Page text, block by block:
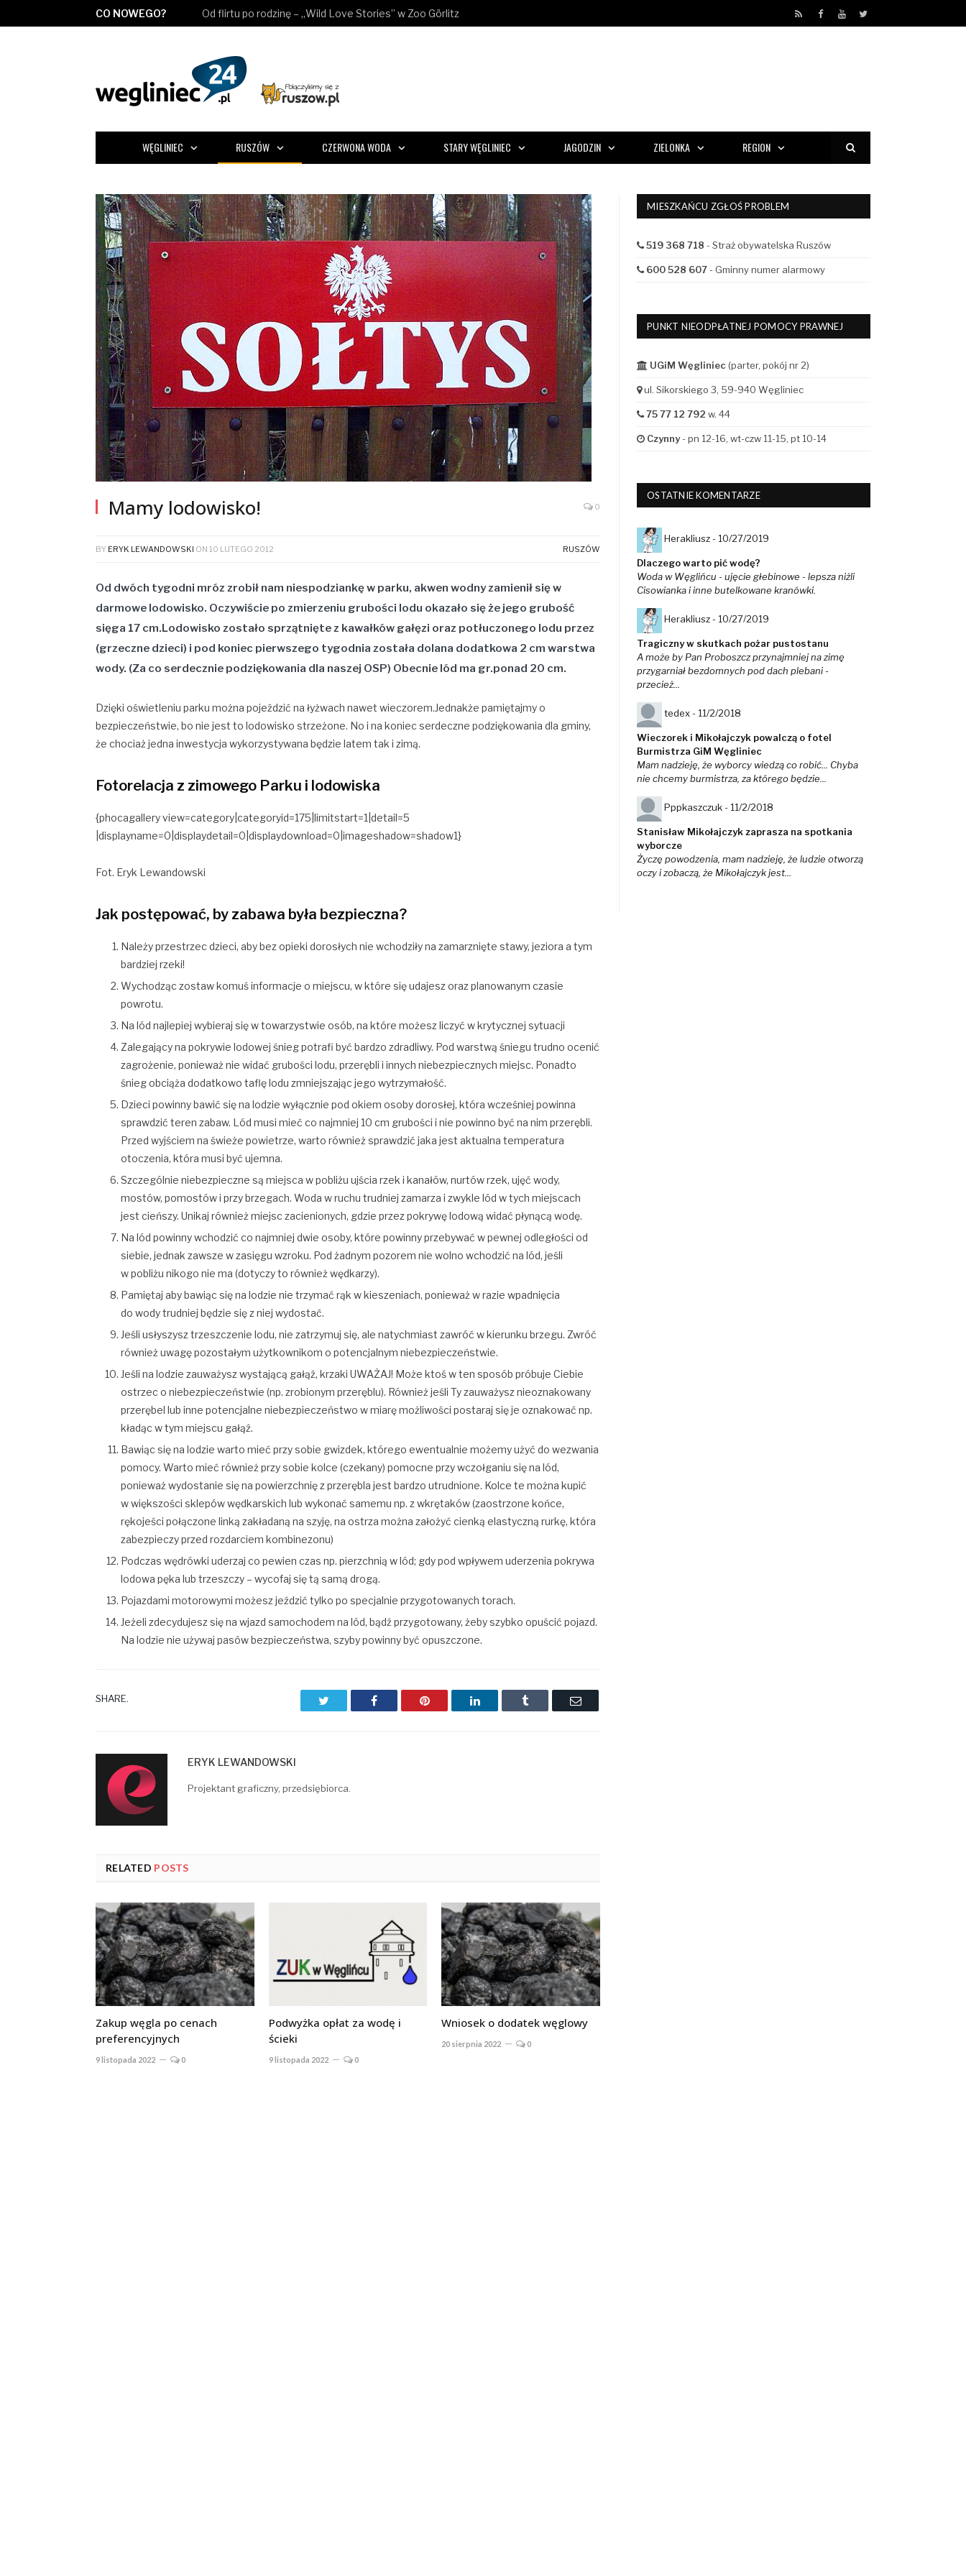
CO NOWEGO? Od flirtu po rodzinę – „Wild Love Stories” w Zoo Görlitz RSS Facebook
YouTube
Twitter
WĘGLINIEC RUSZÓW CZERWONA WODA STARY WĘGLINIEC JAGODZIN ZIELONKA REGION
Mamy lodowisko! 0
BY ERYK LEWANDOWSKI ON 10 LUTEGO 2012 RUSZÓW
Od dwóch tygodni mróz zrobił nam niespodziankę w parku, akwen wodny zamienił się w
darmowe lodowisko. Oczywiście po zmierzeniu grubości lodu okazało sięże jego grubość
sięga 17 cm.Lodowisko zostało sprzątnięte z kawałków gałęzi oraz potłuczonego lodu przez
(grzeczne dzieci) i pod koniec pierwszego tygodnia została dolana dodatkowa 2 cm warstwa
wody. (Za co serdecznie podziękowania dla naszej OSP) Obecnie lód ma gr.ponad 20 cm.
Dzięki oświetleniu parku można pojeździć na łyżwach nawet wieczorem.Jednakże pamiętajmy o
bezpieczeństwie, bo nie jest to lodowisko strzeżone. No i na koniec serdeczne podziękowania dla gminy,
że chociaż jedna inwestycja wykorzystywana będzie latem tak i zimą.
Fotorelacja z zimowego Parku i lodowiska
{phocagallery view=category|categoryid=175|limitstart=1|detail=5
|displayname=0|displaydetail=0|displaydownload=0|imageshadow=shadow1}
Fot. Eryk Lewandowski
Jak postępować, by zabawa była bezpieczna?
Należy przestrzec dzieci, aby bez opieki dorosłych nie wchodziły na zamarznięte stawy, jeziora a tym
bardziej rzeki!
Wychodząc zostaw komuś informacje o miejscu, w które się udajesz oraz planowanym czasie
powrotu.
Na lód najlepiej wybieraj się w towarzystwie osób, na które możesz liczyć w krytycznej sytuacji
Zalegający na pokrywie lodowej śnieg potrafi być bardzo zdradliwy. Pod warstwą śniegu trudno ocenić
zagrożenie, ponieważ nie widać grubości lodu, przerębli i innych niebezpiecznych miejsc. Ponadto
śnieg obciąża dodatkowo taflę lodu zmniejszając jego wytrzymałość.
Dzieci powinny bawić się na lodzie wyłącznie pod okiem osoby dorosłej, która wcześniej powinna
sprawdzić teren zabaw. Lód musi mieć co najmniej 10 cm grubości i nie powinno być na nim przerębli.
Przed wyjściem na świeże powietrze, warto również sprawdzić jaka jest aktualna temperatura
otoczenia, która musi być ujemna.
Szczególnie niebezpieczne są miejsca w pobliżu ujścia rzek i kanałów, nurtów rzek, ujęć wody,
mostów, pomostów i przy brzegach. Woda w ruchu trudniej zamarza i zwykle lód w tych miejscach
jest cieńszy. Unikaj również miejsc zacienionych, gdzie przez pokrywę lodową widać płynącą wodę.
Na lód powinny wchodzić co najmniej dwie osoby, które powinny przebywać w pewnej odległości od
siebie, jednak zawsze w zasięgu wzroku. Pod żadnym pozorem nie wolno wchodzić na lód, jeśli
w pobliżu nikogo nie ma (dotyczy to również wędkarzy).
Pamiętaj aby bawiąc się na lodzie nie trzymać rąk w kieszeniach, ponieważ w razie wpadnięcia
do wody trudniej będzie się z niej wydostać.
Jeśli usłyszysz trzeszczenie lodu, nie zatrzymuj się, ale natychmiast zawróć w kierunku brzegu. Zwróć
również uwagę pozostałym użytkownikom o potencjalnym niebezpieczeństwie.
Jeśli na lodzie zauważysz wystającą gałąź, krzaki UWAŻAJ! Może ktoś w ten sposób próbuje Ciebie
ostrzec o niebezpieczeństwie (np. zrobionym przeręblu). Również jeśli Ty zauważysz nieoznakowany
przerębel lub inne potencjalne niebezpieczeństwo w miarę możliwości postaraj się je oznakować np.
kładąc w tym miejscu gałąź.
Bawiąc się na lodzie warto mieć przy sobie gwizdek, którego ewentualnie możemy użyć do wezwania
pomocy. Warto mieć również przy sobie kolce (czekany) pomocne przy wczołganiu się na lód,
ponieważ wydostanie się na powierzchnię z przerębla jest bardzo utrudnione. Kolce te można kupić
w większości sklepów wędkarskich lub wykonać samemu np. z wkrętaków (zaostrzone końce,
rękojeści połączone linką zakładaną na szyję, na ostrza można założyć cienką elastyczną rurkę, która
zabezpieczy przed rozdarciem kombinezonu)
Podczas wędrówki uderzaj co pewien czas np. pierzchnią w lód; gdy pod wpływem uderzenia pokrywa
lodowa pęka lub trzeszczy – wycofaj się tą samą drogą.
Pojazdami motorowymi możesz jeździć tylko po specjalnie przygotowanych torach.
Jeżeli zdecydujesz się na wjazd samochodem na lód, bądź przygotowany, żeby szybko opuścić pojazd.
Na lodzie nie używaj pasów bezpieczeństwa, szyby powinny być opuszczone.
SHARE. TwitterFacebookPinterestLinkedInTumblr Email
ERYK LEWANDOWSKI
Projektant graficzny, przedsiębiorca.
RELATED POSTS
Zakup węgla po cenach
preferencyjnych
9 listopada 2022 0
Podwyżka opłat za wodę i
ścieki
9 listopada 2022 0
Wniosek o dodatek węglowy
20 sierpnia 2022 0
MIESZKAŃCU ZGŁOŚ PROBLEM
519 368 718 - Straż obywatelska Ruszów
600 528 607- Gminny numer alarmowy
PUNKT NIEODPŁATNEJ POMOCY PRAWNEJ
UGiM Węgliniec (parter, pokój nr 2)
ul. Sikorskiego 3, 59-940 Węgliniec
75 77 12 792 w. 44
Czynny- pn 12-16, wt-czw 11-15, pt 10-14
OSTATNIE KOMENTARZE
Herakliusz - 10/27/2019
Dlaczego warto pić wodę?
Woda w Węglińcu - ujęcie głebinowe - lepsza niżli
Cisowianka i inne butelkowane kranówki.
Herakliusz - 10/27/2019
Tragiczny w skutkach pożar pustostanu
A może by Pan Proboszcz przynajmniej na zimę
przygarniał bezdomnych pod dach plebani -
przecież...
tedex - 11/2/2018
Wieczorek i Mikołajczyk powalczą o fotel
Burmistrza GiM Węgliniec
Mam nadzieję, że wyborcy wiedzą co robić... Chyba
nie chcemy burmistrza, za którego będzie...
Pppkaszczuk - 11/2/2018
Stanisław Mikołajczyk zaprasza na spotkania
wyborcze
Życzę powodzenia, mam nadzieję, że ludzie otworzą
oczy i zobaczą, że Mikołajczyk jest...